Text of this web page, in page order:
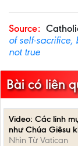
Source:
of self-
not true
Bài có liên
Video: Các linh
như Chúa Giêsu
Nhìn Từ Vatican